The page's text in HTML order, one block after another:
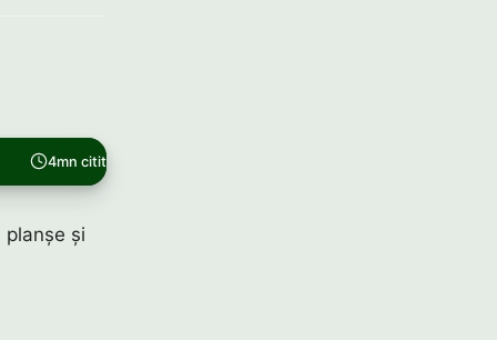
4mn citit
și